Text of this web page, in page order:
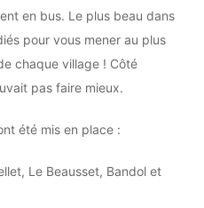
en bus. Le plus beau dans
pour vous mener au plus
chaque village ! Côté
pas faire mieux.
été mis en place :
Le Beausset, Bandol et